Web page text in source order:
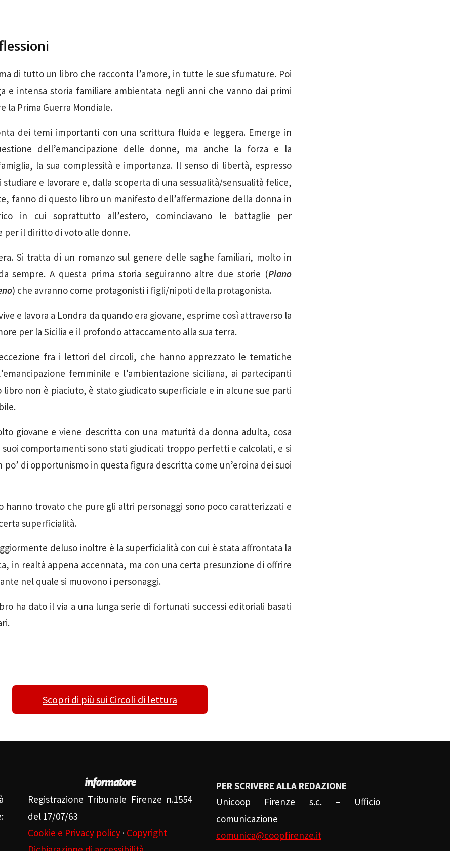
di tutto un libro che racconta l’amore, in tutte le sue sfumature. Poi
e intensa storia familiare ambientata negli anni che vanno dai primi
la Prima Guerra Mondiale.
dei temi importanti con una scrittura fluida e leggera. Emerge in
dell’emancipazione delle donne, ma anche la forza e la
la sua complessità e importanza. Il senso di libertà, espresso
e lavorare e, dalla scoperta di una sessualità/sensualità felice,
fanno di questo libro un manifesto dell’affermazione della donna in
in cui soprattutto all’estero, cominciavano le battaglie per
per il diritto di voto alle donne.
Si tratta di un romanzo sul genere delle saghe familiari, molto in
sempre. A questa prima storia seguiranno altre due storie (Piano
) che avranno come protagonisti i figli/nipoti della protagonista.
e lavora a Londra da quando era giovane, esprime così attraverso la
per la Sicilia e il profondo attaccamento alla sua terra.
fra i lettori del circoli, che hanno apprezzato le tematiche
femminile e l’ambientazione siciliana, ai partecipanti
libro non è piaciuto, è stato giudicato superficiale e in alcune sue parti
giovane e viene descritta con una maturità da donna adulta, cosa
suoi comportamenti sono stati giudicati troppo perfetti e calcolati, e si
po’ di opportunismo in questa figura descritta come un’eroina dei suoi
hanno trovato che pure gli altri personaggi sono poco caratterizzati e
superficialità.
deluso inoltre è la superficialità con cui è stata affrontata la
in realtà appena accennata, ma con una certa presunzione di offrire
nel quale si muovono i personaggi.
ha dato il via a una lunga serie di fortunati successi editoriali basati
Scopri di più sui Circoli di lettura
Registrazione Tribunale Firenze n.1554
del 17/07/63
Cookie e Privacy policy · Copyright
PER SCRIVERE ALLA REDAZIONE
Unicoop Firenze s.c. – Ufficio
comunicazione
comunica@coopfirenze.it